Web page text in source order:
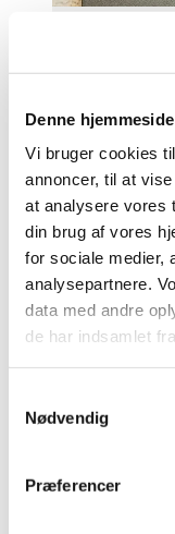
Denne
Vi bruger cookies
annoncer, til at
at analysere vores
din brug af vores
for sociale medier,
analysepartnere.
data med andre
de har indsamlet
Nødvendig
Præferencer